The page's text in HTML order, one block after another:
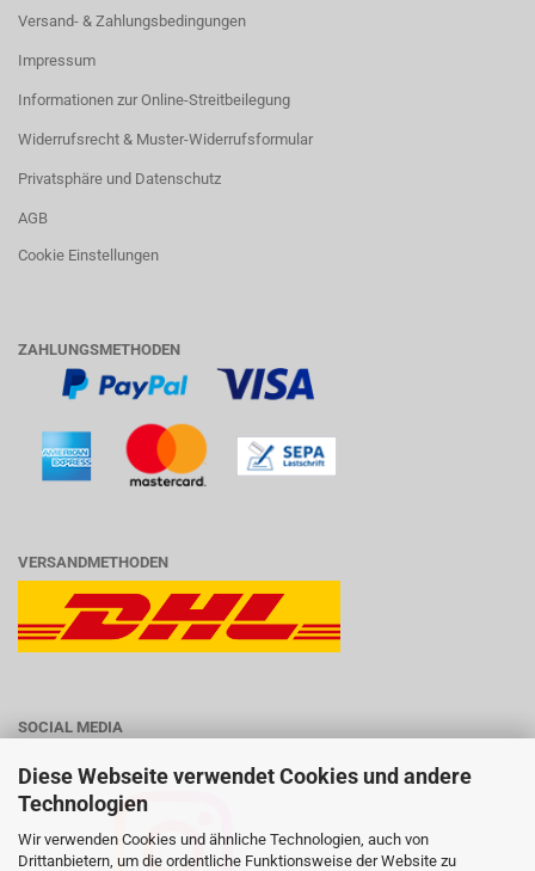
Diese Webseite verwendet Cookies und andere
Technologien
Wir verwenden Cookies und ähnliche Technologien, auch von
Drittanbietern, um die ordentliche Funktionsweise der Website zu
Versand- & Zahlungsbedingungen
Impressum
Informationen zur Online-Streitbeilegung
Widerrufsrecht & Muster-Widerrufsformular
Privatsphäre und Datenschutz
AGB
Cookie Einstellungen
ZAHLUNGSMETHODEN
VERSANDMETHODEN
SOCIAL MEDIA